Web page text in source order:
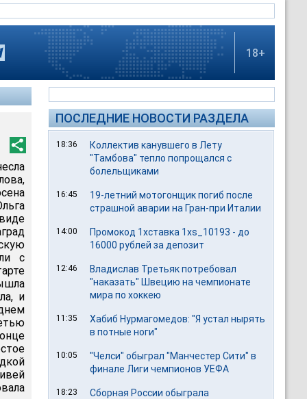
18+
с
и
ПОСЛЕДНИЕ НОВОСТИ РАЗДЕЛА
18:36
Коллектив канувшего в Лету
"Тамбова" тепло попрощался с
болельщиками
16:45
19-летний мотогонщик погиб после
страшной аварии на Гран-при Италии
14:00
Промокод 1хставка 1xs_10193 - до
16000 рублей за депозит
12:46
Владислав Третьяк потребовал
"наказать" Швецию на чемпионате
мира по хоккею
11:35
Хабиб Нурмагомедов: "Я устал нырять
в потные ноги"
10:05
"Челси" обыграл "Манчестер Сити" в
финале Лиги чемпионов УЕФА
18:23
Сборная России обыграла